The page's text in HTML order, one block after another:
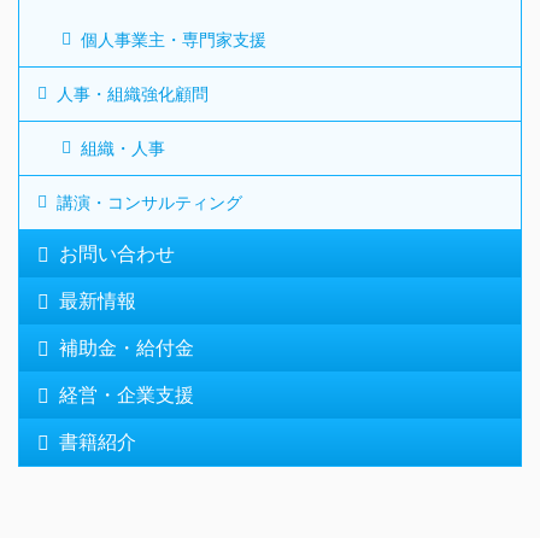
個人事業主・専門家支援
人事・組織強化顧問
組織・人事
講演・コンサルティング
お問い合わせ
最新情報
補助金・給付金
経営・企業支援
書籍紹介